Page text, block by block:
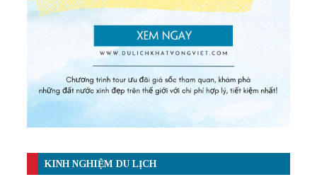
KINH NGHIỆM DU LỊCH